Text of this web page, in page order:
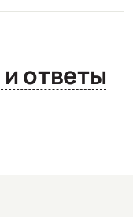
Вопросы и ответы